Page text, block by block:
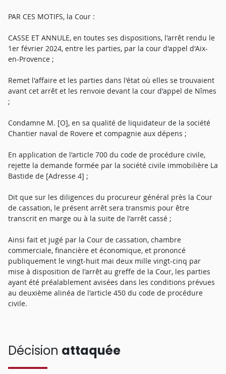
PAR CES MOTIFS, la Cour :
CASSE ET ANNULE, en toutes ses dispositions, l'arrêt rendu le
1er février 2024, entre les parties, par la cour d'appel d'Aix-
en-Provence ;
Remet l'affaire et les parties dans l'état où elles se trouvaient
avant cet arrêt et les renvoie devant la cour d'appel de Nîmes
;
Condamne M. [O], en sa qualité de liquidateur de la société
Chantier naval de Rovere et compagnie aux dépens ;
En application de l'article 700 du code de procédure civile,
rejette la demande formée par la société civile immobilière La
Bastide de [Adresse 4] ;
Dit que sur les diligences du procureur général près la Cour
de cassation, le présent arrêt sera transmis pour être
transcrit en marge ou à la suite de l'arrêt cassé ;
Ainsi fait et jugé par la Cour de cassation, chambre
commerciale, financière et économique, et prononcé
publiquement le vingt-huit mai deux mille vingt-cinq par
mise à disposition de l'arrêt au greffe de la Cour, les parties
ayant été préalablement avisées dans les conditions prévues
au deuxième alinéa de l'article 450 du code de procédure
civile.
Décision attaquée